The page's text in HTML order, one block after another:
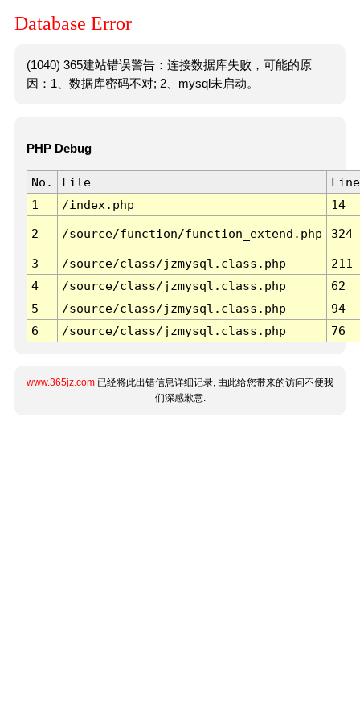
Database Error
(1040) 365建站错误警告：连接数据库失败，可能的原
因：1、数据库密码不对; 2、mysql未启动。
PHP Debug
No. File
Line
1
/index.php 14
2 /source/function/function_extend.php 324
3 /source/class/jzmysql.class.php
211
4
/source/class/jzmysql.class.php
62
5
/source/class/jzmysql.class.php
94
6
/source/class/jzmysql.class.php 76
www.365jz.com 已经将此出错信息详细记录, 由此给您带来的访问不便我
们深感歉意.